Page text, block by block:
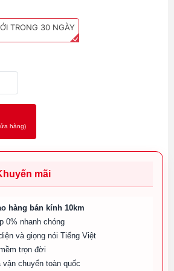
TRONG 30 NGÀY
hàng)
mãi
hàng bán kính 10km
0% nhanh chóng
và giọng nói Tiếng Việt
trọn đời
vận chuyển toàn quốc